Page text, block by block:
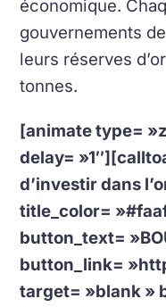
économique.
gouvernements
leurs réserves
tonnes.
[animate type=
delay=
d’investir dans
title_color=
button_text=
button_link=
target= »blank »